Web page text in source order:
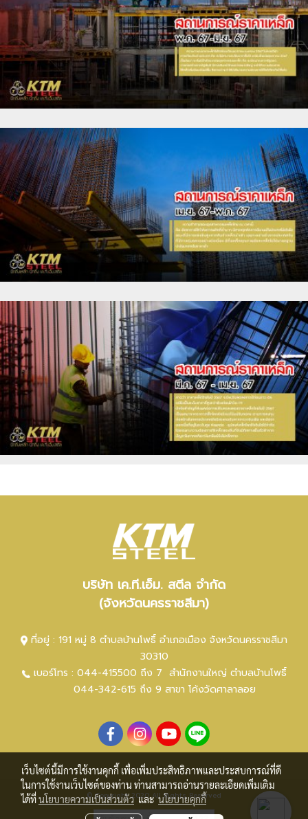
บริษัท เค.ที.เอ็ม. สตีล จำกัด
(จังหวัดนครราชสีมา)
ที่อยู่ : 191 หมู่ 8 ตำบลบ้านโพธิ์ อำเภอเมือง จังหวัดนครราชสีมา
30310
เบอร์โทร : 044-415500 ถึง 7 สำนักงานใหญ่ ตำบลบ้านโพธิ์
044-342-615 ถึง 9 สาขา โค้งวัดศาลาลอย
© Copyright 2020 All Rights Reserved
เว็บไซต์นี้มีการใช้งานคุกกี้ เพื่อเพิ่มประสิทธิภาพและประสบการณ์ที่ดี
ในการใช้งานเว็บไซต์ของท่าน ท่านสามารถอ่านรายละเอียดเพิ่มเติม
ได้ที่นโยบายความเป็นส่วนตัวและนโยบายคุกกี้